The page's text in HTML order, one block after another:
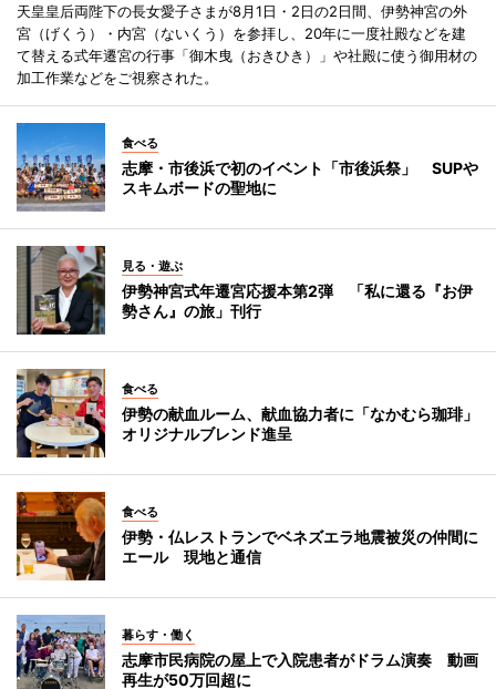
天皇皇后両陛下の長女愛子さまが8月1日・2日の2日間、伊勢神宮の外
宮（げくう）・内宮（ないくう）を参拝し、20年に一度社殿などを建
て替える式年遷宮の行事「御木曳（おきひき）」や社殿に使う御用材の
加工作業などをご視察された。
食べる
志摩・市後浜で初のイベント「市後浜祭」 SUPや
スキムボードの聖地に
見る・遊ぶ
伊勢神宮式年遷宮応援本第2弾 「私に還る『お伊
勢さん』の旅」刊行
食べる
伊勢の献血ルーム、献血協力者に「なかむら珈琲」
オリジナルブレンド進呈
食べる
伊勢・仏レストランでベネズエラ地震被災の仲間に
エール 現地と通信
暮らす・働く
志摩市民病院の屋上で入院患者がドラム演奏 動画
再生が50万回超に